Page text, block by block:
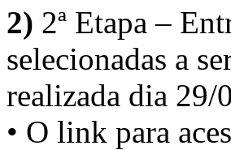
2) 2ª Etapa –
selecionadas a
realizada dia 29/
• O link para